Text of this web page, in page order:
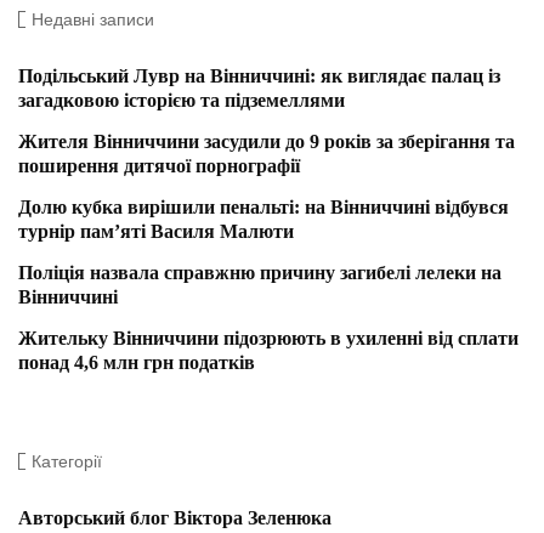
Недавні записи
Подільський Лувр на Вінниччині: як виглядає палац із
загадковою історією та підземеллями
Жителя Вінниччини засудили до 9 років за зберігання та
поширення дитячої порнографії
Долю кубка вирішили пенальті: на Вінниччині відбувся
турнір пам’яті Василя Малюти
Поліція назвала справжню причину загибелі лелеки на
Вінниччині
Жительку Вінниччини підозрюють в ухиленні від сплати
понад 4,6 млн грн податків
Категорії
Авторський блог Віктора Зеленюка